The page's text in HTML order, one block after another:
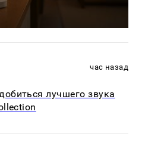
час назад
лучшего звука